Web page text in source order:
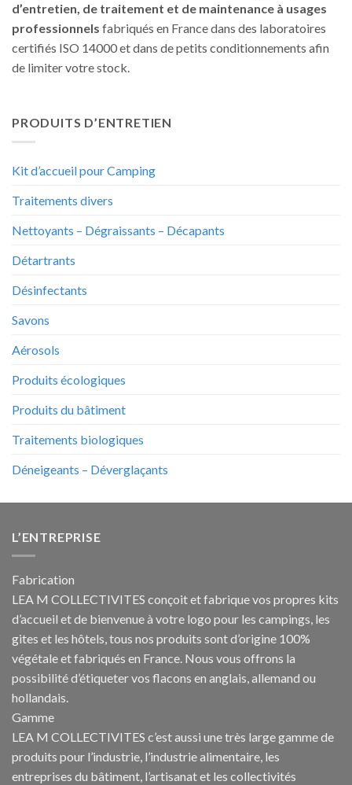
d’entretien, de traitement et de maintenance à usages
professionnels fabriqués en France dans des laboratoires
certifiés ISO 14000 et dans de petits conditionnements afin
de limiter votre stock.
PRODUITS D’ENTRETIEN
Kit d’accueil pour Camping
Traitements divers
Nettoyants – Dégraissants – Décapants
Détartrants
Désinfectants
Savons
Aérosols
Produits écologiques
Produits du bâtiment
Traitements biologiques
Déneigeants – Déverglaçants
L’ENTREPRISE
Fabrication
LEA M COLLECTIVITES conçoit et fabrique vos propres kits
d’accueil et de bienvenue à votre logo pour les campings, les
gites et les hôtels, tous nos produits sont d’origine 100%
végétale et fabriqués en France. Nous vous offrons la
possibilité d’étiqueter vos flacons en anglais, allemand ou
hollandais.
Gamme
LEA M COLLECTIVITES c’est aussi une très large gamme de
produits pour l’industrie, l’industrie alimentaire, les
entreprises du bâtiment, l’artisanat et les collectivités